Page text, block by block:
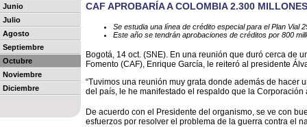
Junio
Julio
Agosto
Septiembre
Octubre
Noviembre
Diciembre
CAF APROBARÍA A COLOMBIA 2.300
Se estudia una línea de crédito especial para el Plan Vial
Este año se tendrán aprobaciones de créditos por 800
Bogotá, 14 oct. (SNE). En una reunión que duró cerca de
Fomento (CAF), Enrique García, le reiteró al presidente
“Tuvimos una reunión muy grata donde además de hacer
del país, le he manifestado el respaldo que la
De acuerdo con el Presidente del organismo, se ve con
esfuerzos por resolver el problema de la guerra contra el